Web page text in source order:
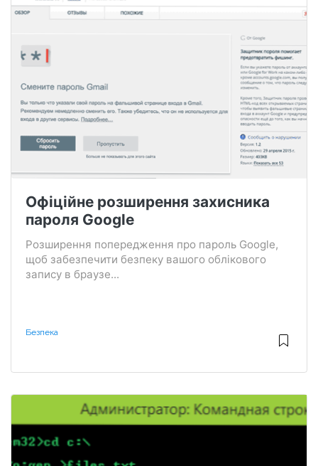
Офіційне розширення захисника
пароля Google
Розширення попередження про пароль Google,
щоб забезпечити безпеку вашого облікового
запису в браузе...
Безпека